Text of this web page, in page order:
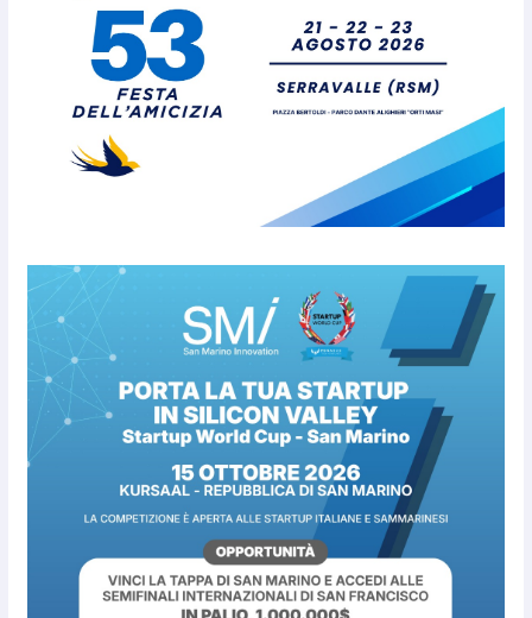
San Marino. Il 6 agosto è ancora
Giovedì in Centro. Il Centro
storico torna protagonista di
sera tra shopping, cultura e